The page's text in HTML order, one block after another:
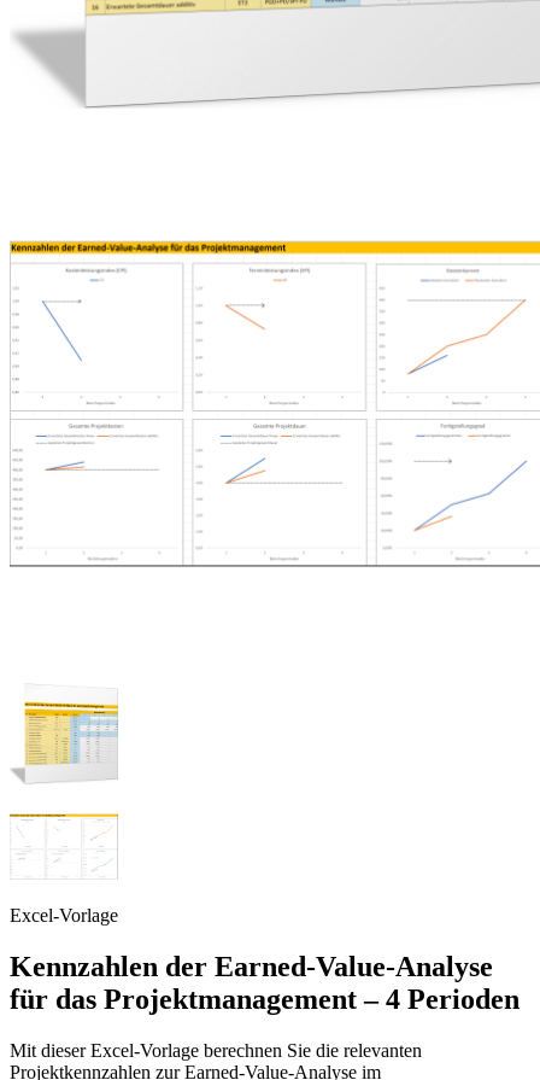
Excel-Vorlage
Kennzahlen der Earned-Value-Analyse
für das Projektmanagement – 4 Perioden
Mit dieser Excel-Vorlage berechnen Sie die relevanten
Projektkennzahlen zur Earned-Value-Analyse im